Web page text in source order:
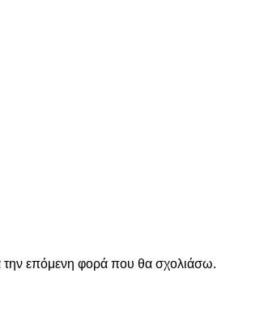
την επόμενη φορά που θα σχολιάσω.